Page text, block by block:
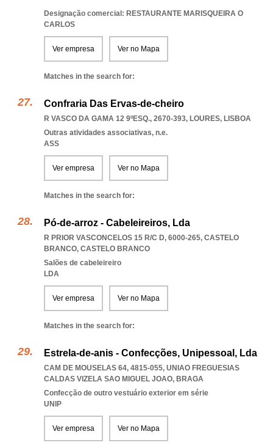
Designação comercial: RESTAURANTE MARISQUEIRA O
CARLOS
Ver empresa Ver no Mapa
Matches in the search for:
Confraria Das Ervas-de-cheiro
R VASCO DA GAMA 12 9ºESQ., 2670-393, LOURES, LISBOA
Outras atividades associativas, n.e.
ASS
Ver empresa Ver no Mapa
Matches in the search for:
Pó-de-arroz - Cabeleireiros, Lda
R PRIOR VASCONCELOS 15 R/C D, 6000-265, CASTELO
BRANCO, CASTELO BRANCO
Salões de cabeleireiro
LDA
Ver empresa Ver no Mapa
Matches in the search for:
Estrela-de-anis - Confecções, Unipessoal, Lda
CAM DE MOUSELAS 64, 4815-055, UNIAO FREGUESIAS
CALDAS VIZELA SAO MIGUEL JOAO, BRAGA
Confecção de outro vestuário exterior em série
UNIP
Ver empresa Ver no Mapa